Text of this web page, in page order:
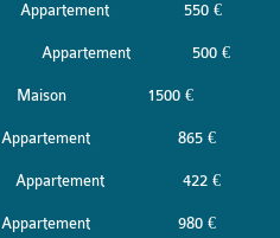
Appartement 550 €
Appartement 500 €
Maison 1500 €
Appartement 865 €
Appartement 422 €
Appartement 980 €